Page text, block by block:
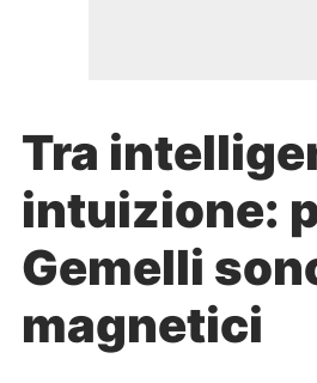
Tra
intuizione:
Gemelli
magnetici